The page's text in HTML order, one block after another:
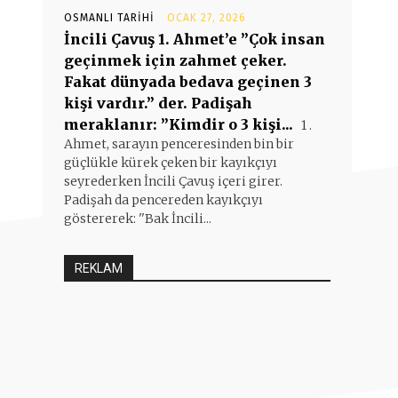
OSMANLI TARIHI OCAK 27, 2026
İncili Çavuş 1. Ahmet’e ”Çok insan
geçinmek için zahmet çeker.
Fakat dünyada bedava geçinen 3
kişi vardır.” der. Padişah
meraklanır: ”Kimdir o 3 kişi... 1 .
Ahmet, sarayın penceresinden bin bir
güçlükle kürek çeken bir kayıkçıyı
seyrederken İncili Çavuş içeri girer.
Padişah da pencereden kayıkçıyı
göstererek: ''Bak İncili...
REKLAM